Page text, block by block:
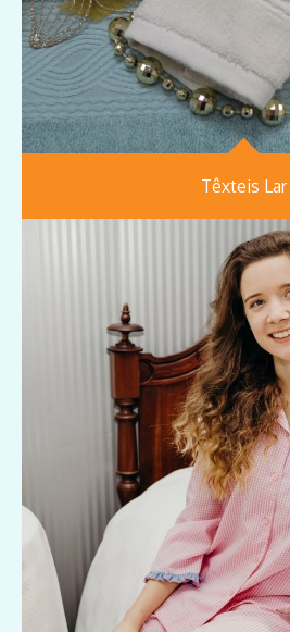
Têxteis Lar